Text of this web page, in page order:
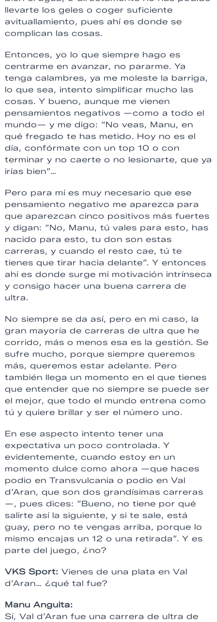
llevarte los geles o coger suficiente
avituallamiento, pues ahí es donde se
complican las cosas.
Entonces, yo lo que siempre hago es
centrarme en avanzar, no pararme. Ya
tenga calambres, ya me moleste la barriga,
lo que sea, intento simplificar mucho las
cosas. Y bueno, aunque me vienen
pensamientos negativos —como a todo el
mundo— y me digo: “No veas, Manu, en
qué fregado te has metido. Hoy no es el
día, confórmate con un top 10 o con
terminar y no caerte o no lesionarte, que ya
irías bien”…
Pero para mí es muy necesario que ese
pensamiento negativo me aparezca para
que aparezcan cinco positivos más fuertes
y digan: “No, Manu, tú vales para esto, has
nacido para esto, tu don son estas
carreras, y cuando el resto cae, tú te
tienes que tirar hacia delante”. Y entonces
ahí es donde surge mi motivación intrínseca
y consigo hacer una buena carrera de
ultra.
No siempre se da así, pero en mi caso, la
gran mayoría de carreras de ultra que he
corrido, más o menos esa es la gestión. Se
sufre mucho, porque siempre queremos
más, queremos estar adelante. Pero
también llega un momento en el que tienes
que entender que no siempre se puede ser
el mejor, que todo el mundo entrena como
tú y quiere brillar y ser el número uno.
En ese aspecto intento tener una
expectativa un poco controlada. Y
evidentemente, cuando estoy en un
momento dulce como ahora —que haces
podio en Transvulcania o podio en Val
d’Aran, que son dos grandísimas carreras
—, pues dices: “Bueno, no tiene por qué
salirte así la siguiente, y si te sale, está
guay, pero no te vengas arriba, porque lo
mismo encajas un 12 o una retirada”. Y es
parte del juego, ¿no?
VKS Sport: Vienes de una plata en Val
d’Aran… ¿qué tal fue?
Manu Anguita:
Sí, Val d’Aran fue una carrera de ultra de